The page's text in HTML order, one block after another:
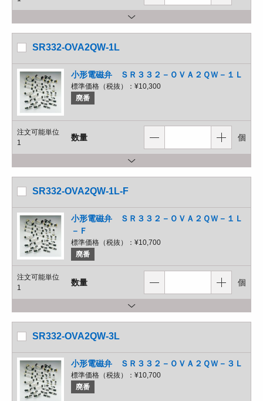
SR332-OVA2QW-1L
小形電磁弁 ＳＲ３３２－ＯＶＡ２ＱＷ－１Ｌ
標準価格（税抜）： ¥10,300
廃番
注文可能単位
1
数量 個
SR332-OVA2QW-1L-F
小形電磁弁 ＳＲ３３２－ＯＶＡ２ＱＷ－１Ｌ
－Ｆ
標準価格（税抜）： ¥10,700
廃番
注文可能単位
1
数量 個
SR332-OVA2QW-3L
小形電磁弁 ＳＲ３３２－ＯＶＡ２ＱＷ－３Ｌ
標準価格（税抜）： ¥10,700
廃番